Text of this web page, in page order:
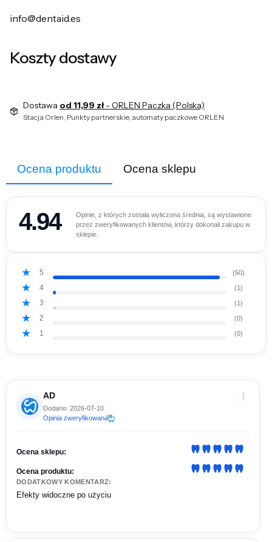
info@dentaid.es
Koszty dostawy
Dostawa od 11,99 zł- ORLEN Paczka (Polska)
Stacja Orlen, Punkty partnerskie, automaty paczkowe ORLEN
Ocena produktu Ocena sklepu
4.94
Opinie, z których została wyliczona średnia, są wystawione
przez zweryfikowanych klientów, którzy dokonali zakupu w
sklepie.
5 (50)
4 (1)
3 (1)
2 (0)
1 (0)
AD
Dodano: 2026-07-10
Opinia zweryfikowana
Ocena sklepu:
Ocena produktu:
DODATKOWY KOMENTARZ:
Efekty widoczne po użyciu